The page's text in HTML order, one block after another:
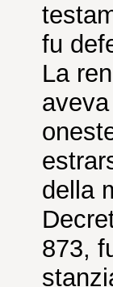
fu
La
della
873,